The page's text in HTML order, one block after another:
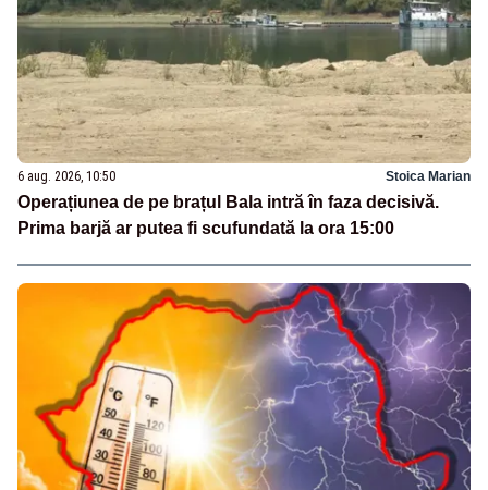
6 aug. 2026, 10:50 Stoica Marian
Operațiunea de pe brațul Bala intră în faza decisivă.
Prima barjă ar putea fi scufundată la ora 15:00